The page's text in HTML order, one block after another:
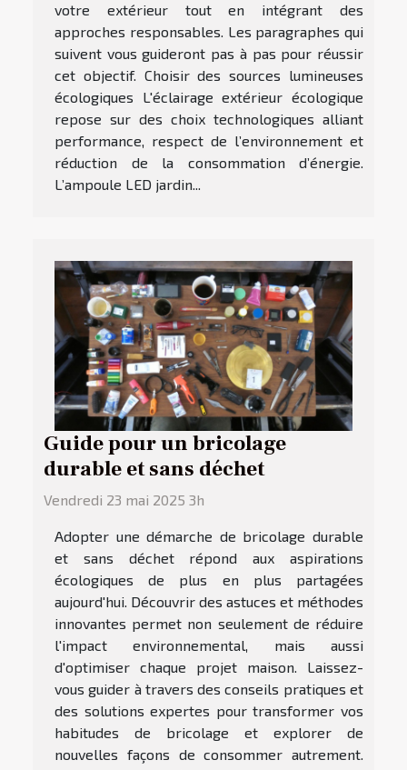
votre extérieur tout en intégrant des
approches responsables. Les paragraphes qui
suivent vous guideront pas à pas pour réussir
cet objectif. Choisir des sources lumineuses
écologiques L'éclairage extérieur écologique
repose sur des choix technologiques alliant
performance, respect de l’environnement et
réduction de la consommation d’énergie.
L’ampoule LED jardin...
Guide pour un bricolage
durable et sans déchet
Vendredi 23 mai 2025 3h
Adopter une démarche de bricolage durable
et sans déchet répond aux aspirations
écologiques de plus en plus partagées
aujourd'hui. Découvrir des astuces et méthodes
innovantes permet non seulement de réduire
l'impact environnemental, mais aussi
d'optimiser chaque projet maison. Laissez-
vous guider à travers des conseils pratiques et
des solutions expertes pour transformer vos
habitudes de bricolage et explorer de
nouvelles façons de consommer autrement.